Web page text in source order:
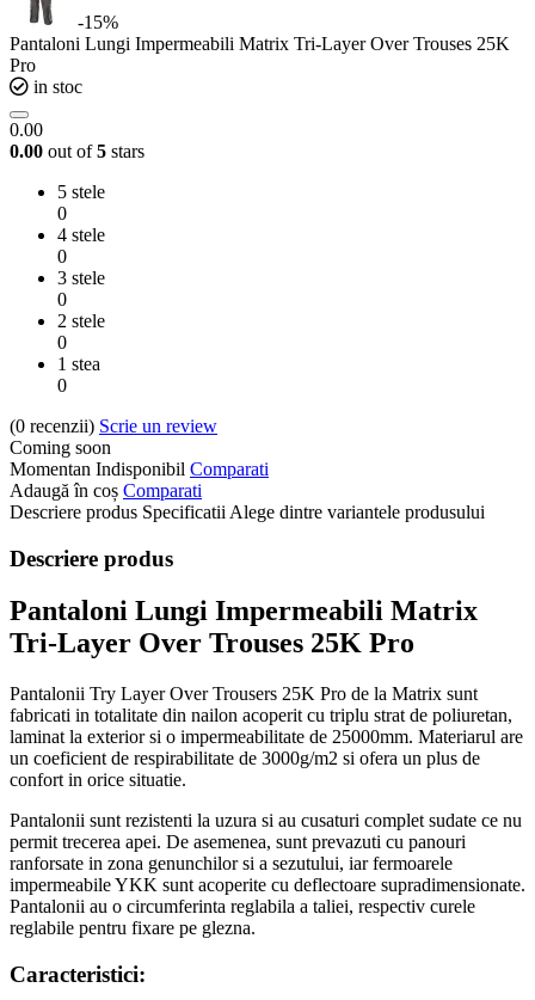
-15%
Pantaloni Lungi Impermeabili Matrix Tri-Layer Over Trouses 25K
Pro
in stoc
0.00
0.00 out of5 stars
5 stele
0
4 stele
0
3 stele
0
2 stele
0
1 stea
0
(0 recenzii) Scrie un review
Coming soon
Momentan Indisponibil Comparati
Adaugă în coș Comparati
Descriere produs Specificatii Alege dintre variantele produsului
Descriere produs
Pantaloni Lungi Impermeabili Matrix
Tri-Layer Over Trouses 25K Pro
Pantalonii Try Layer Over Trousers 25K Pro de la Matrix sunt
fabricati in totalitate din nailon acoperit cu triplu strat de poliuretan,
laminat la exterior si o impermeabilitate de 25000mm. Materiarul are
un coeficient de respirabilitate de 3000g/m2 si ofera un plus de
confort in orice situatie.
Pantalonii sunt rezistenti la uzura si au cusaturi complet sudate ce nu
permit trecerea apei. De asemenea, sunt prevazuti cu panouri
ranforsate in zona genunchilor si a sezutului, iar fermoarele
impermeabile YKK sunt acoperite cu deflectoare supradimensionate.
Pantalonii au o circumferinta reglabila a taliei, respectiv curele
reglabile pentru fixare pe glezna.
Caracteristici: